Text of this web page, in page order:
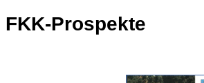
FKK-Prospekte